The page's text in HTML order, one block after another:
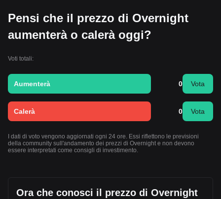
Pensi che il prezzo di Overnight
aumenterà o calerà oggi?
Voti totali:
Aumenterà 0 Vota
Calerà 0 Vota
I dati di voto vengono aggiornati ogni 24 ore. Essi riflettono le previsioni
della community sull'andamento dei prezzi di Overnight e non devono
essere interpretati come consigli di investimento.
Ora che conosci il prezzo di Overnight